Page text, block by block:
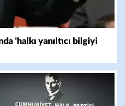
'halkı yanıltıcı bilgiyi